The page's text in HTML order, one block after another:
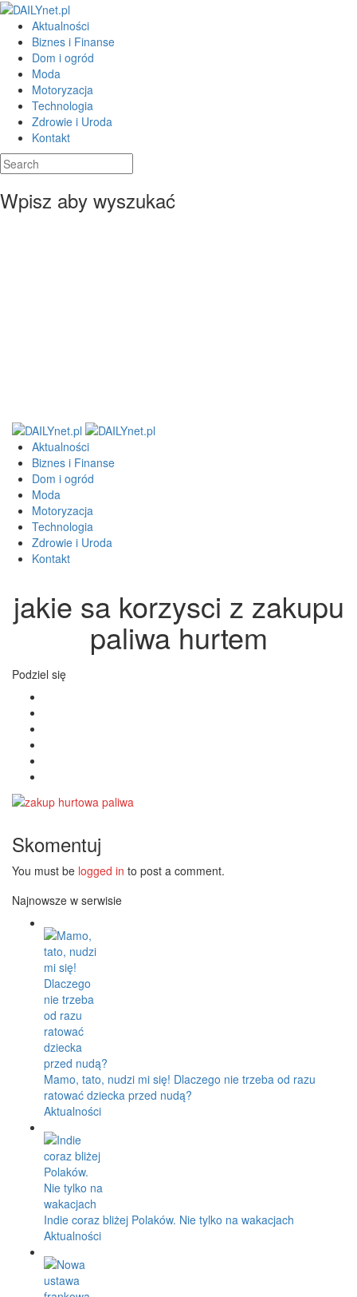
Aktualności
Biznes i Finanse
Dom i ogród
Moda
Motoryzacja
Technologia
Zdrowie i Uroda
Kontakt
Wpisz aby wyszukać
Aktualności
Biznes i Finanse
Dom i ogród
Moda
Motoryzacja
Technologia
Zdrowie i Uroda
Kontakt
jakie sa korzysci z zakupu
paliwa hurtem
Podziel się
Skomentuj
You must be logged in to post a comment.
Najnowsze w serwisie
Mamo, tato, nudzi mi się! Dlaczego nie trzeba od razu
ratować dziecka przed nudą?
Aktualności
Indie coraz bliżej Polaków. Nie tylko na wakacjach
Aktualności